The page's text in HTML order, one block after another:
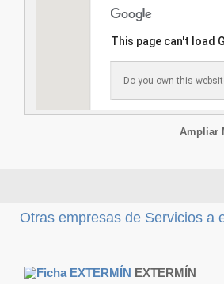
This page can't load
Do you own this
Ampliar
Otras empresas de Servicios a
EXTERMÍN